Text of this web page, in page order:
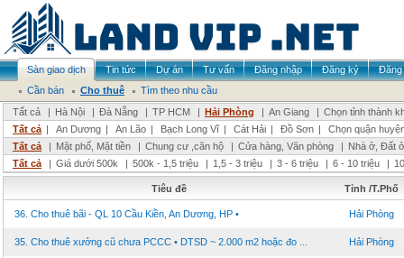
Sàn giao dịch Tin tức Dự án Tư vấn Đăng nhập Đăng ký
Đăng
Cần bán
Cho thuê
Tìm theo nhu cầu
Tất cả
| Hà Nội | Đà Nẵng | TP HCM | Hải Phòng | An Giang | Chọn tỉnh thành
Tất cả | An Dương | An Lão | Bạch Long Vĩ | Cát Hải | Đồ Sơn |
Chọn quận
Tất cả
| Mặt phố, Mặt tiền | Chung cư ,căn hộ | Cửa hàng, Văn phòng | Nhà ở, Đất ở
Tất cả
| Giá dưới 500k | 500k - 1,5 triệu | 1,5 - 3 triệu | 3 - 6 triệu | 6 - 10 triệu |
Tiêu đề Tỉnh /T.Phố
36. Cho thuê bãi - QL 10 Cầu Kiền, An Dương, HP • Hải Phòng
35. Cho thuê xưởng cũ chưa PCCC • DTSD ~ 2.000 m2 hoặc đo ... Hải Phòng